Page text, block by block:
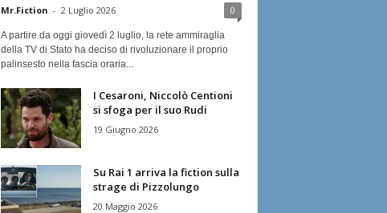
Mr.Fiction - 2 Luglio 2026 0
A partire da oggi giovedì 2 luglio, la rete ammiraglia
della TV di Stato ha deciso di rivoluzionare il proprio
palinsesto nella fascia oraria...
I Cesaroni, Niccolò Centioni
si sfoga per il suo Rudi
19 Giugno 2026
Su Rai 1 arriva la fiction sulla
strage di Pizzolungo
20 Maggio 2026